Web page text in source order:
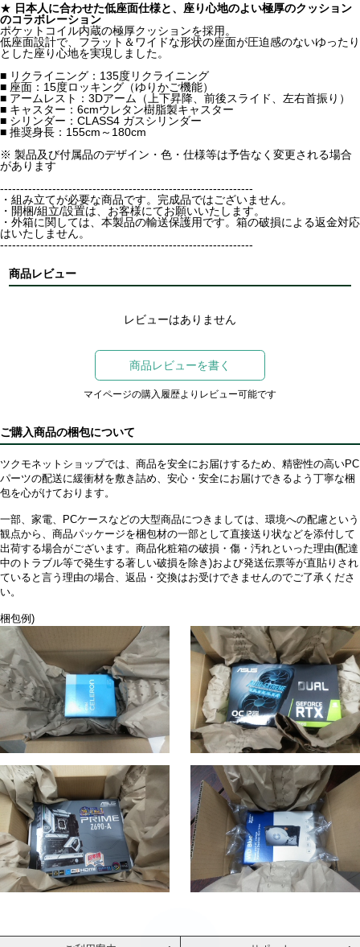
★ 日本人に合わせた低座面仕様と、座り心地のよい極厚のクッション
のコラボレーション
ポケットコイル内蔵の極厚クッションを採用。
低座面設計で、フラット＆ワイドな形状の座面が圧迫感のないゆったり
とした座り心地を実現しました。
■ リクライニング：135度リクライニング
■ 座面：15度ロッキング（ゆりかご機能）
■ アームレスト：3Dアーム（上下昇降、前後スライド、左右首振り）
■ キャスター：6cmウレタン樹脂製キャスター
■ シリンダー：CLASS4 ガスシリンダー
■ 推奨身長：155cm～180cm
※ 製品及び付属品のデザイン・色・仕様等は予告なく変更される場合
があります
---------------------------------------------------------------
・組み立てが必要な商品です。完成品ではございません。
・開梱/組立/設置は、お客様にてお願いいたします。
・外箱に関しては、本製品の輸送保護用です。箱の破損による返金対応
はいたしません。
---------------------------------------------------------------
商品レビュー
レビューはありません
商品レビューを書く
マイページの購入履歴よりレビュー可能です
ご購入商品の梱包について
ツクモネットショップでは、商品を安全にお届けするため、精密性の高いPC
パーツの配送に緩衝材を敷き詰め、安心・安全にお届けできるよう丁寧な梱
包を心がけております。
一部、家電、PCケースなどの大型商品につきましては、環境への配慮という
観点から、商品パッケージを梱包材の一部として直接送り状などを添付して
出荷する場合がございます。商品化粧箱の破損・傷・汚れといった理由(配達
中のトラブル等で発生する著しい破損を除き)および発送伝票等が直貼りされ
ていると言う理由の場合、返品・交換はお受けできませんのでご了承くださ
い。
梱包例)